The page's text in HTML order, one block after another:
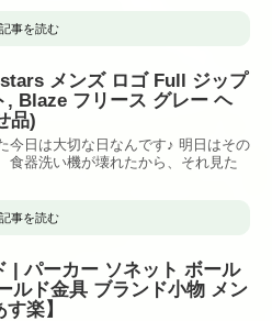
記事を読む
メンズ ロゴ Full ジップ
, Blaze フリース グレー ヘ
品)
今日は大切な日なんです♪ 明日はその
食器洗い機が壊れたから、それ見た
記事を読む
| パーカー ソネット ボール
ルド金具 ブランド小物 メン
楽】